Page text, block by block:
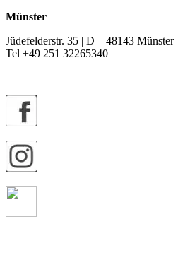
Münster
Jüdefelderstr. 35 | D – 48143 Münster
Tel +49 251 32265340